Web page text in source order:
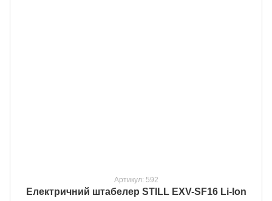
Артикул: 592
Електричний штабелер STILL EXV-SF16 Li-Ion